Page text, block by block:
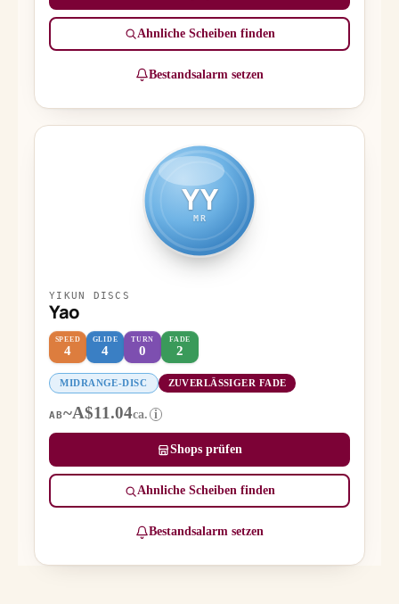
Ähnliche Scheiben finden
Bestandsalarm setzen
YY
MR
YIKUN DISCS
Yao
SPEED
4
GLIDE
4
TURN
0
FADE
2
MIDRANGE-DISC ZUVERLÄSSIGER FADE
AB~A$11.04ca. i
Shops prüfen
Ähnliche Scheiben finden
Bestandsalarm setzen